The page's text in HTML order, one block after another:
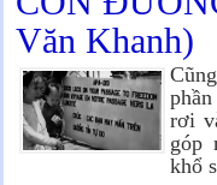
Văn Khanh)
rơi
góp
khổ